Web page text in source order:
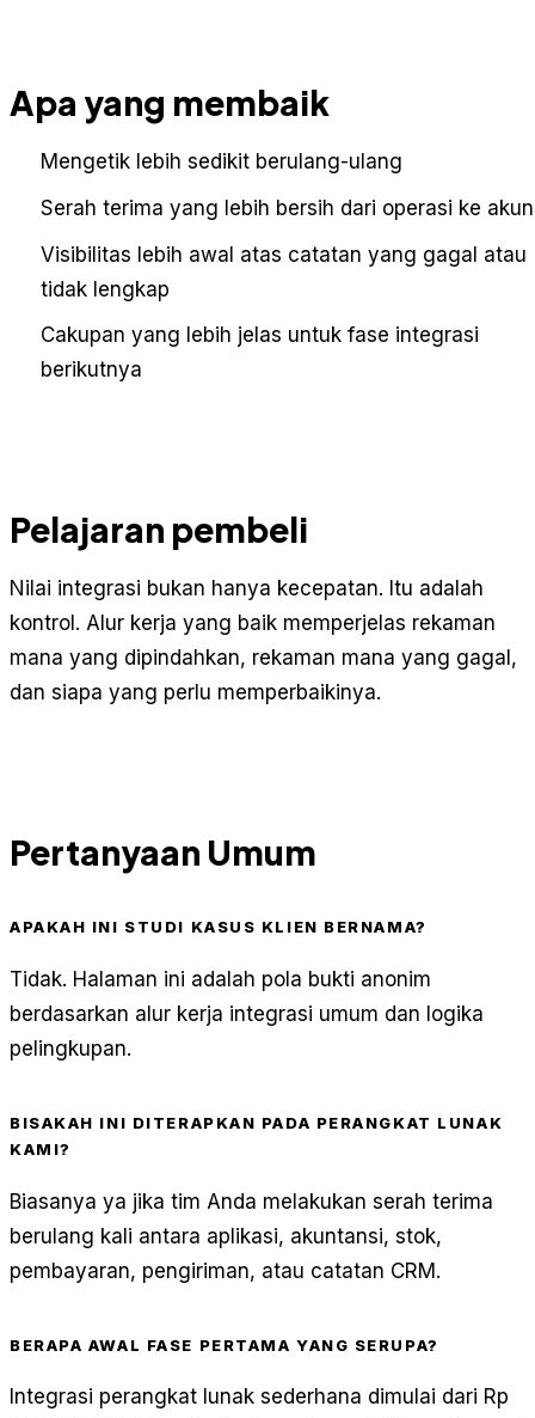
Apa yang membaik
Mengetik lebih sedikit berulang-ulang
Serah terima yang lebih bersih dari operasi ke akun
Visibilitas lebih awal atas catatan yang gagal atau
tidak lengkap
Cakupan yang lebih jelas untuk fase integrasi
berikutnya
Pelajaran pembeli
Nilai integrasi bukan hanya kecepatan. Itu adalah
kontrol. Alur kerja yang baik memperjelas rekaman
mana yang dipindahkan, rekaman mana yang gagal,
dan siapa yang perlu memperbaikinya.
Pertanyaan Umum
APAKAH INI STUDI KASUS KLIEN BERNAMA?
Tidak. Halaman ini adalah pola bukti anonim
berdasarkan alur kerja integrasi umum dan logika
pelingkupan.
BISAKAH INI DITERAPKAN PADA PERANGKAT LUNAK
KAMI?
Biasanya ya jika tim Anda melakukan serah terima
berulang kali antara aplikasi, akuntansi, stok,
pembayaran, pengiriman, atau catatan CRM.
BERAPA AWAL FASE PERTAMA YANG SERUPA?
Integrasi perangkat lunak sederhana dimulai dari Rp